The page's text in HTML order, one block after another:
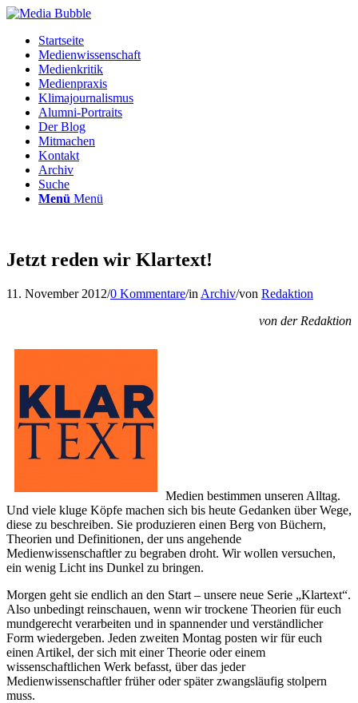
Startseite
Medienwissenschaft
Medienkritik
Medienpraxis
Klimajournalismus
Alumni-Portraits
Der Blog
Mitmachen
Kontakt
Archiv
Suche
Menü Menü
Jetzt reden wir Klartext!
11. November 2012/0 Kommentare/in Archiv/von Redaktion
von der Redaktion
Medien bestimmen unseren Alltag.
Und viele kluge Köpfe machen sich bis heute Gedanken über Wege,
diese zu beschreiben. Sie produzieren einen Berg von Büchern,
Theorien und Definitionen, der uns angehende
Medienwissenschaftler zu begraben droht. Wir wollen versuchen,
ein wenig Licht ins Dunkel zu bringen.
Morgen geht sie endlich an den Start – unsere neue Serie „Klartext“.
Also unbedingt reinschauen, wenn wir trockene Theorien für euch
mundgerecht verarbeiten und in spannender und verständlicher
Form wiedergeben. Jeden zweiten Montag posten wir für euch
einen Artikel, der sich mit einer Theorie oder einem
wissenschaftlichen Werk befasst, über das jeder
Medienwissenschaftler früher oder später zwangsläufig stolpern
muss.